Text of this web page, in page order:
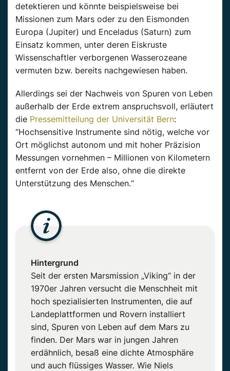
detektieren und könnte beispielsweise bei
Missionen zum Mars oder zu den Eismonden
Europa (Jupiter) und Enceladus (Saturn) zum
Einsatz kommen, unter deren Eiskruste
Wissenschaftler verborgenen Wasserozeane
vermuten bzw. bereits nachgewiesen haben.
Allerdings sei der Nachweis von Spuren von Leben
außerhalb der Erde extrem anspruchsvoll, erläutert
die Pressemitteilung der Universität Bern:
“Hochsensitive Instrumente sind nötig, welche vor
Ort möglichst autonom und mit hoher Präzision
Messungen vornehmen – Millionen von Kilometern
entfernt von der Erde also, ohne die direkte
Unterstützung des Menschen.“
Hintergrund
Seit der ersten Marsmission „Viking“ in der
1970er Jahren versucht die Menschheit mit
hoch spezialisierten Instrumenten, die auf
Landeplattformen und Rovern installiert
sind, Spuren von Leben auf dem Mars zu
finden. Der Mars war in jungen Jahren
erdähnlich, besaß eine dichte Atmosphäre
und auch flüssiges Wasser. Wie Niels